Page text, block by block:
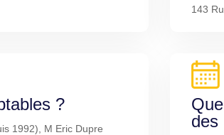
143
?
1992), M Eric Dupre
des